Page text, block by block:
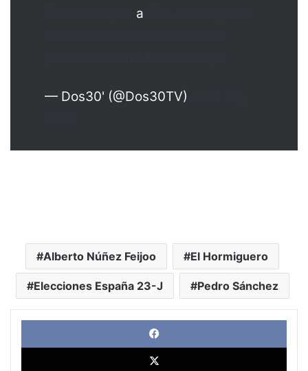
a
— Dos30' (@Dos30TV)
Alberto Núñez Feijoo El Hormiguero
Elecciones España 23-J Pedro Sánchez
X